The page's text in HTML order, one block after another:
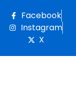
Facebook
Instagram
X